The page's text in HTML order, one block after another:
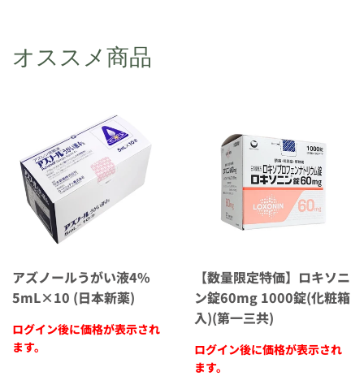
オススメ商品
アズノールうがい液4%
5mL×10 (日本新薬)
ログイン後に価格が表示され
ます。
【数量限定特価】ロキソニ
ン錠60mg 1000錠(化粧箱
入)(第一三共)
ログイン後に価格が表示され
ます。